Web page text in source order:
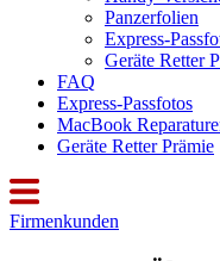
Panzerfolien
Express-
Geräte Retter
FAQ
Express-Passfotos
MacBook
Geräte Retter Prämie
Firmenkunden